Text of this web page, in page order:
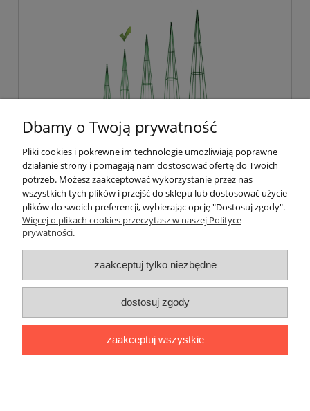
STOŻEK OGRODOWY 90
60,00 zł
(netto: 48,78 zł
Pomoc
Na skróty
Dbamy o Twoją prywatność
Pliki cookies i pokrewne im technologie umożliwiają poprawne
działanie strony i pomagają nam dostosować ofertę do Twoich
potrzeb. Możesz zaakceptować wykorzystanie przez nas
wszystkich tych plików i przejść do sklepu lub dostosować użycie
plików do swoich preferencji, wybierając opcję "Dostosuj zgody".
Więcej o plikach cookies przeczytasz w naszej Polityce
prywatności.
zaakceptuj tylko niezbędne
dostosuj zgody
zaakceptuj wszystkie